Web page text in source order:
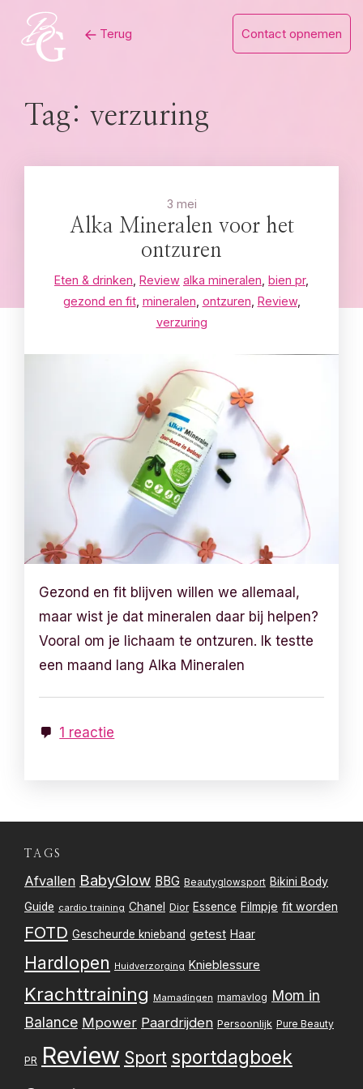
content
Terug Contact opnemen
Tag: verzuring
3 mei
Alka Mineralen voor het
ontzuren
Eten & drinken Review alka mineralen bien pr,
gezond en fit, mineralen ontzuren Review,
verzuring
Gezond en fit blijven willen we allemaal,
maar wist je dat mineralen daar bij helpen?
Vooral om je lichaam te ontzuren. Ik testte
een maand lang Alka Mineralen
1 reactie
TAGS
Afvallen BabyGlow BBG Beautyglowsport Bikini Body
Guide cardio training Chanel Dior Essence Filmpje fit worden
FOTD Gescheurde knieband getest Haar
Hardlopen Huidverzorging Knieblessure
Krachttraining Mamadingen mamavlog Mom in
Balance Mpower Paardrijden Persoonlijk Pure Beauty
PR Review Sport sportdagboek